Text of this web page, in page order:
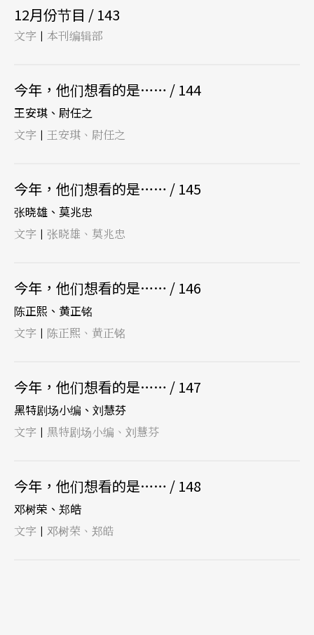
12月份节目 / 143
文字 | 本刊编辑部
今年，他们想看的是…… / 144
王安琪、尉任之
文字 | 王安琪、尉任之
今年，他们想看的是…… / 145
张晓雄、莫兆忠
文字 | 张晓雄、莫兆忠
今年，他们想看的是…… / 146
陈正熙、黄正铭
文字 | 陈正熙、黄正铭
今年，他们想看的是…… / 147
黑特剧场小编、刘慧芬
文字 | 黑特剧场小编、刘慧芬
今年，他们想看的是…… / 148
邓树荣、郑皓
文字 | 邓树荣、郑皓